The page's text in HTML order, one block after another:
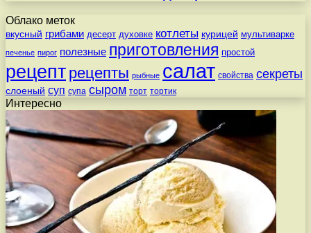
Облако меток
вкусный грибами десерт духовке котлеты курицей мультиварке
печенье пирог полезные приготовления простой
рецепт рецепты рыбные салат свойства секреты
слоеный суп супа сыром торт тортик
Интересно